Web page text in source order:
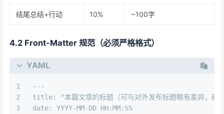
结尾总结+行动 10% ~100字
4.2 Front-Matter 规范（必须严格格式）
YAML
1
2
3
---
title:
"本篇文章的标题（可与对外发布标题略有差异，确
date:
YYYY-MM-DD HH:MM:SS